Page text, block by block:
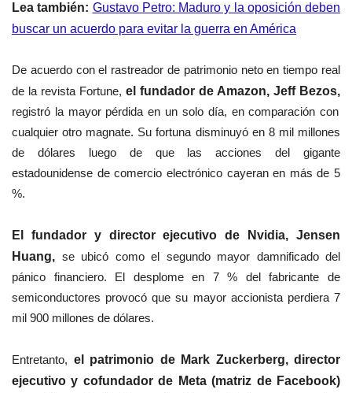
Lea también: Gustavo Petro: Maduro y la oposición deben
buscar un acuerdo para evitar la guerra en América
De acuerdo con el rastreador de patrimonio neto en tiempo real
de la revista Fortune, el fundador de Amazon, Jeff Bezos,
registró la mayor pérdida en un solo día, en comparación con
cualquier otro magnate. Su fortuna disminuyó en 8 mil millones
de dólares luego de que las acciones del gigante
estadounidense de comercio electrónico cayeran en más de 5
%.
El fundador y director ejecutivo de Nvidia, Jensen
Huang, se ubicó como el segundo mayor damnificado del
pánico financiero. El desplome en 7 % del fabricante de
semiconductores provocó que su mayor accionista perdiera 7
mil 900 millones de dólares.
Entretanto, el patrimonio de Mark Zuckerberg, director
ejecutivo y cofundador de Meta (matriz de Facebook)